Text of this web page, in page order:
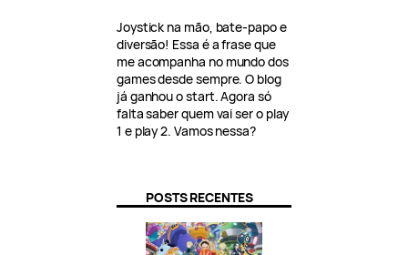
Joystick na mão, bate-papo e
diversão! Essa é a frase que
me acompanha no mundo dos
games desde sempre. O blog
já ganhou o start. Agora só
falta saber quem vai ser o play
1 e play 2. Vamos nessa?
POSTS RECENTES